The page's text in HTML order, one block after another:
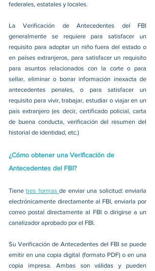
federales, estatales y locales.
La Verificación de Antecedentes del FBI
generalmente se requiere para satisfacer un
requisito para adoptar un niño fuera del estado o
en países extranjeros, para satisfacer un requisito
para asuntos relacionados con la corte o para
sellar, eliminar o borrar información inexacta de
antecedentes penales, o para satisfacer un
requisito para vivir, trabajar, estudiar o viajar en un
país extranjero (es decir, certificado policial, carta
de buena conducta, verificación del resumen del
historial de identidad, etc.)
¿Cómo obtener una Verificación de
Antecedentes del FBI?
Tiene tres formas de enviar una solicitud: enviarla
electrónicamente directamente al FBI, enviarla por
correo postal directamente al FBI o dirigirse a un
canalizador aprobado por el FBI.
Su Verificación de Antecedentes del FBI se puede
emitir en una copia digital (formato PDF) o en una
copia impresa. Ambas son válidas y pueden